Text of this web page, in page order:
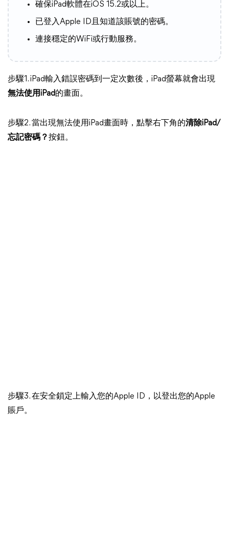
確保iPad軟體在iOS 15.2或以上。
已登入Apple ID且知道該賬號的密碼。
連接穩定的WiFi或行動服務。
步驟1. iPad輸入錯誤密碼到一定次數後，iPad螢幕就會出現
無法使用iPad的畫面。
步驟2. 當出現無法使用iPad畫面時，點擊右下角的清除iPad/
忘記密碼？按鈕。
步驟3. 在安全鎖定上輸入您的Apple ID，以登出您的Apple
賬戶。